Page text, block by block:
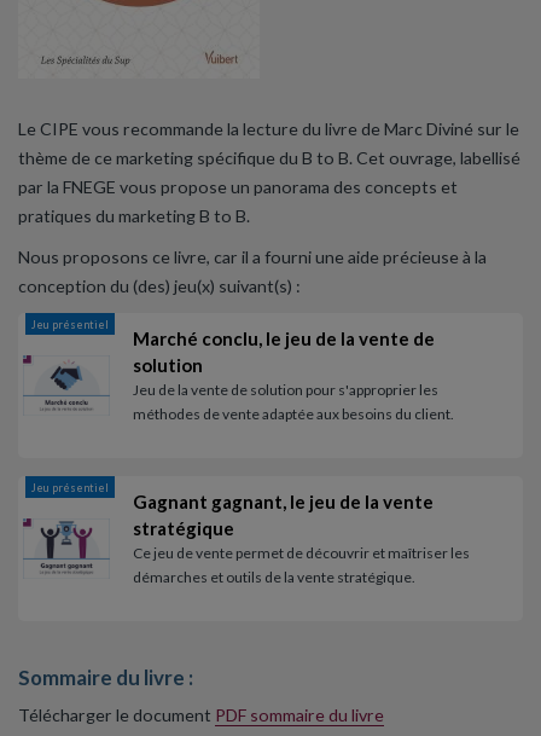
Le CIPE vous recommande la lecture du livre de Marc Diviné sur le
thème de ce marketing spécifique du B to B. Cet ouvrage, labellisé
par la FNEGE vous propose un panorama des concepts et
pratiques du marketing B to B.
Nous proposons ce livre, car il a fourni une aide précieuse à la
conception du (des) jeu(x) suivant(s) :
Jeu présentiel
Marché conclu, le jeu de la vente de
solution
Jeu de la vente de solution pour s'approprier les
méthodes de vente adaptée aux besoins du client.
Jeu présentiel
Gagnant gagnant, le jeu de la vente
stratégique
Ce jeu de vente permet de découvrir et maîtriser les
démarches et outils de la vente stratégique.
Sommaire du livre :
Télécharger le document PDF sommaire du livre